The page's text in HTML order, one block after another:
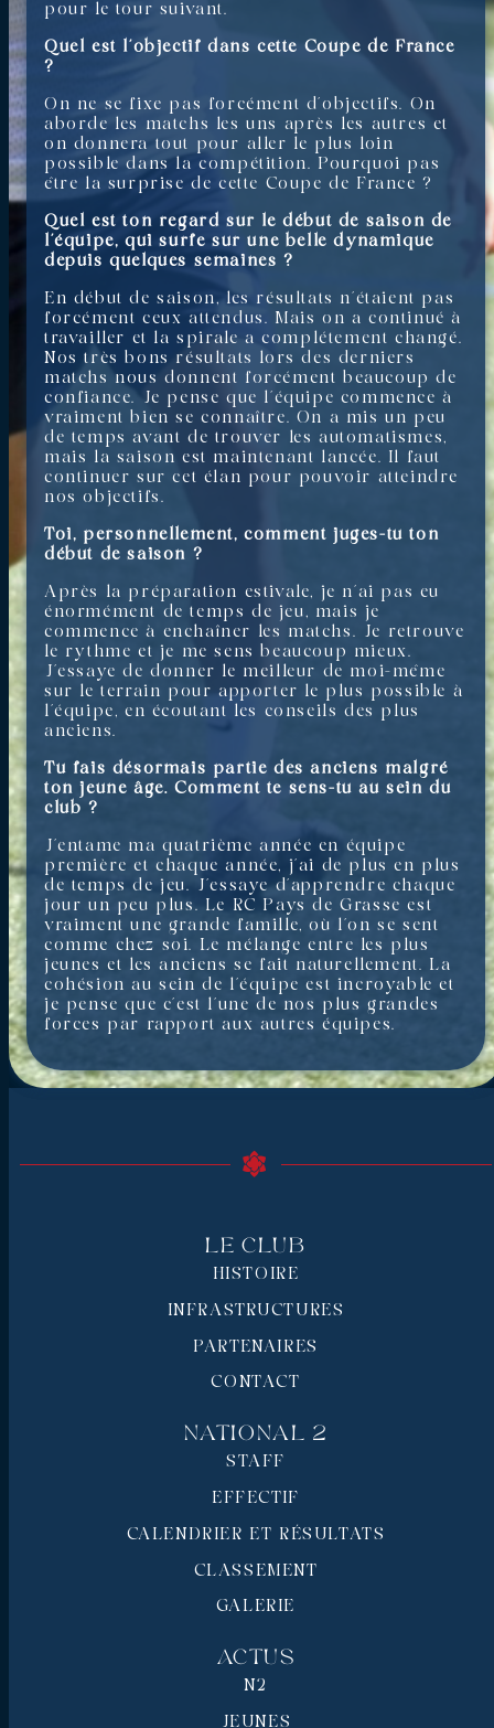
pour le tour suivant.
Quel est l’objectif dans cette Coupe de France
?
On ne se fixe pas forcément d’objectifs. On
aborde les matchs les uns après les autres et
on donnera tout pour aller le plus loin
possible dans la compétition. Pourquoi pas
être la surprise de cette Coupe de France ?
Quel est ton regard sur le début de saison de
l’équipe, qui surfe sur une belle dynamique
depuis quelques semaines ?
En début de saison, les résultats n’étaient pas
forcément ceux attendus. Mais on a continué à
travailler et la spirale a complétement changé.
Nos très bons résultats lors des derniers
matchs nous donnent forcément beaucoup de
confiance. Je pense que l’équipe commence à
vraiment bien se connaître. On a mis un peu
de temps avant de trouver les automatismes,
mais la saison est maintenant lancée. Il faut
continuer sur cet élan pour pouvoir atteindre
nos objectifs.
Toi, personnellement, comment juges-tu ton
début de saison ?
Après la préparation estivale, je n’ai pas eu
énormément de temps de jeu, mais je
commence à enchaîner les matchs. Je retrouve
le rythme et je me sens beaucoup mieux.
J’essaye de donner le meilleur de moi-même
sur le terrain pour apporter le plus possible à
l’équipe, en écoutant les conseils des plus
anciens.
Tu fais désormais partie des anciens malgré
ton jeune âge. Comment te sens-tu au sein du
club ?
J’entame ma quatrième année en équipe
première et chaque année, j’ai de plus en plus
de temps de jeu. J’essaye d’apprendre chaque
jour un peu plus. Le RC Pays de Grasse est
vraiment une grande famille, où l’on se sent
comme chez soi. Le mélange entre les plus
jeunes et les anciens se fait naturellement. La
cohésion au sein de l’équipe est incroyable et
je pense que c’est l’une de nos plus grandes
forces par rapport aux autres équipes.
Le Club
HISTOIRE
INFRASTRUCTURES
PARTENAIRES
CONTACT
National 2
STAFF
EFFECTIF
CALENDRIER ET RÉSULTATS
CLASSEMENT
GALERIE
Actus
N2
JEUNES